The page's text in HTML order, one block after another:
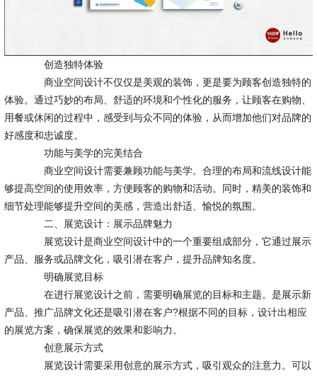
创造独特体验
商业空间设计不仅仅是美观的装饰，更是要为顾客创造独特的
体验。通过巧妙的布局、舒适的环境和个性化的服务，让顾客在购物、
用餐或休闲的过程中，感受到与众不同的体验，从而增加他们对品牌的
好感度和忠诚度。
功能与美学的完美结合
商业空间设计需要兼顾功能与美学。合理的布局和流线设计能
够提高空间的使用效率，方便顾客的购物和活动。同时，精美的装饰和
细节处理能够提升空间的美感，营造出舒适、愉悦的氛围。
二、展览设计：展示品牌魅力
展览设计是商业空间设计中的一个重要组成部分，它通过展示
产品、服务或品牌文化，吸引潜在客户，提升品牌知名度。
明确展览目标
在进行展览设计之前，需要明确展览的目标和主题。是展示新
产品、推广品牌文化还是吸引潜在客户?根据不同的目标，设计出相应
的展览方案，确保展览的效果和影响力。
创意展示方式
展览设计需要采用创意的展示方式，吸引观众的注意力。可以